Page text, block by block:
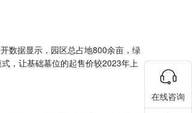
数据显示，园区总占地800余亩，绿
，让基础墓位的起售价较2023年上
在线咨询